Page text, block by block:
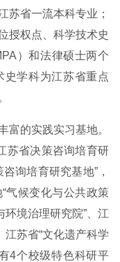
苏省一流本科专业；
授权点、科学技术史
）和法律硕士两个
史学科为江苏省重点
富的实践实习基地。
苏省决策咨询培育研
询培育研究基地”，
气候变化与公共政策
环境治理研究院”、江
江苏省“文化遗产科学
4个校级特色科研平